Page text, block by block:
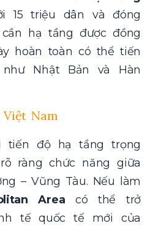
15 triệu dân và đóng
hạ tầng được đồng
hoàn toàn có thể tiến
Nhật Bản và Hàn
Nam
tiến độ hạ tầng trọng
ràng chức năng giữa
– Vũng Tàu. Nếu làm
Area có thể trở
tế quốc tế mới của